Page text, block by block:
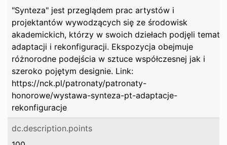
"Synteza" jest przeglądem prac artystów i
projektantów wywodzących się ze środowisk
akademickich, którzy w swoich dziełach podjęli temat
adaptacji i rekonfiguracji. Ekspozycja obejmuje
różnorodne podejścia w sztuce współczesnej jak i
szeroko pojętym designie. Link:
https://nck.pl/patronaty/patronaty-
honorowe/wystawa-synteza-pt-adaptacje-
rekonfiguracje
dc.description.points